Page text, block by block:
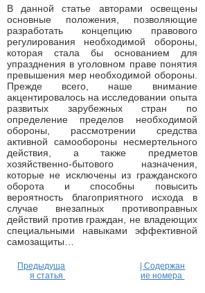
В данной статье авторами освещены
основные положения, позволяющие
разработать концепцию правового
регулирования необходимой обороны,
которая стала бы основанием для
упразднения в уголовном праве понятия
превышения мер необходимой обороны.
Прежде всего, наше внимание
акцентировалось на исследовании опыта
развитых зарубежных стран по
определение пределов необходимой
обороны, рассмотрении средства
активной самообороны несмертельного
действия, а также предметов
хозяйственно-бытового назначения,
которые не исключены из гражданского
оборота и способны повысить
вероятность благоприятного исхода в
случае внезапных противоправных
действий против граждан, не владеющих
специальными навыками эффективной
самозащиты…
Предыдуща
я статья
| Содержан
ие номера